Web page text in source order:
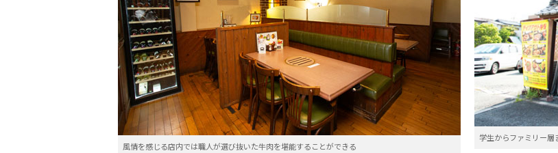
風情を感じる店内では職人が選び抜いた牛肉を堪能することができる
学生からファミリー層